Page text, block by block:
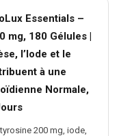
Essentials –
mg, 180 Gélules |
l’Iode et le
à une
Normale,
200 mg, iode,